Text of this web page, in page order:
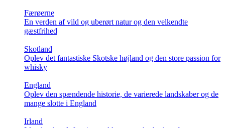
Færøerne
En verden af vild og uberørt natur og den velkendte
gæstfrihed
Skotland
Oplev det fantastiske Skotske højland og den store passion for
whisky
England
Oplev den spændende historie, de varierede landskaber og de
mange slotte i England
Irland